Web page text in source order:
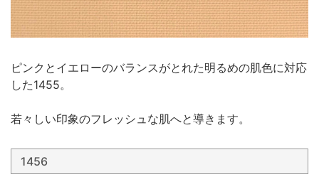
ピンクとイエローのバランスがとれた明るめの肌色に対応
した1455。
若々しい印象のフレッシュな肌へと導きます。
1456